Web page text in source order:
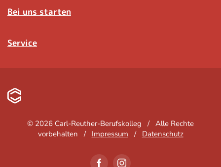
Bei uns starten
Service
© 2026 Carl-Reuther-Berufskolleg / Alle Rechte
vorbehalten / Impressum / Datenschutz